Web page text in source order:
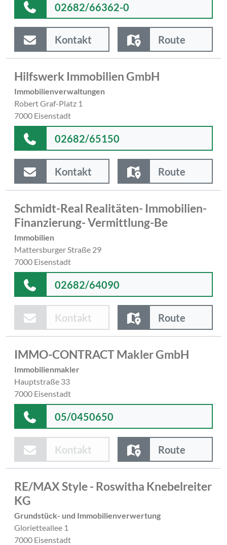
02682/66362-0
Kontakt Route
Hilfswerk Immobilien GmbH
Immobilienverwaltungen
Robert Graf-Platz 1
7000 Eisenstadt
02682/65150
Kontakt Route
Schmidt-Real Realitäten- Immobilien-
Finanzierung- Vermittlung-Be
Immobilien
Mattersburger Straße 29
7000 Eisenstadt
02682/64090
Kontakt Route
IMMO-CONTRACT Makler GmbH
Immobilienmakler
Hauptstraße 33
7000 Eisenstadt
05/0450650
Kontakt Route
RE/MAX Style - Roswitha Knebelreiter
KG
Grundstück- und Immobilienverwertung
Glorietteallee 1
7000 Eisenstadt